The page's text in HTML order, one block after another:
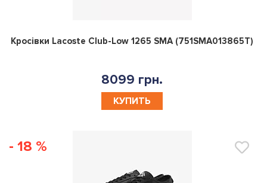
0
Кросівки Lacoste Club-Low 1265 SMA (751SMA013865T)
8099 грн.
КУПИТЬ
- 18 %